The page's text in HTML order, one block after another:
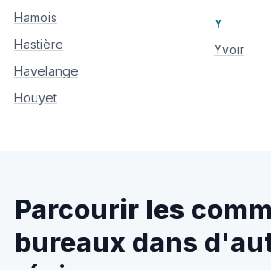
Hamois
Hastière
Havelange
Houyet
Y
Yvoir
Parcourir les
bureaux dans